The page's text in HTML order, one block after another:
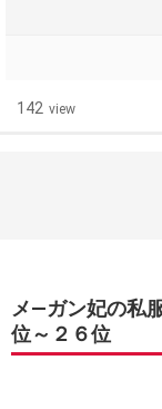
142 view
メ―ガン妃の私
位～２６位